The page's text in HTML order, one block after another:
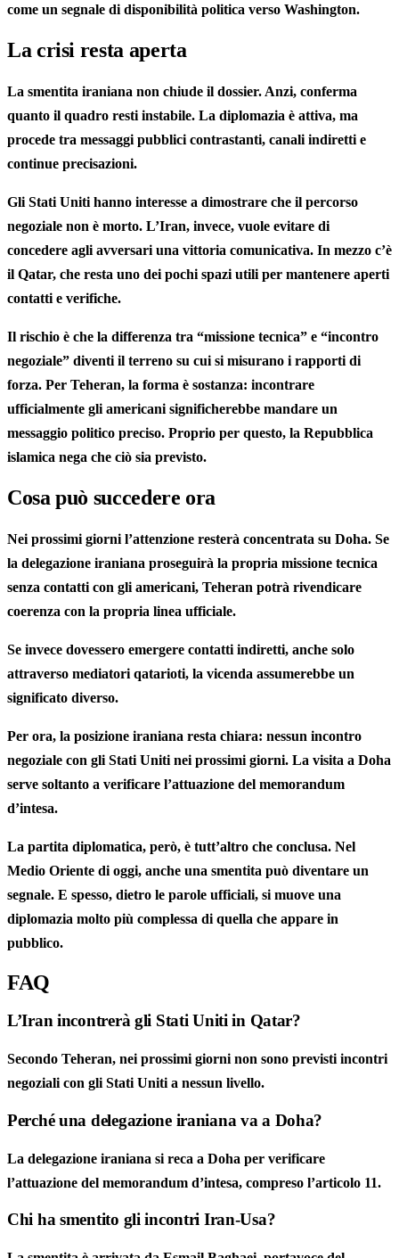
come un segnale di disponibilità politica verso Washington.
La crisi resta aperta
La smentita iraniana non chiude il dossier. Anzi, conferma
quanto il quadro resti instabile. La diplomazia è attiva, ma
procede tra messaggi pubblici contrastanti, canali indiretti e
continue precisazioni.
Gli Stati Uniti hanno interesse a dimostrare che il percorso
negoziale non è morto. L’Iran, invece, vuole evitare di
concedere agli avversari una vittoria comunicativa. In mezzo c’è
il Qatar, che resta uno dei pochi spazi utili per mantenere aperti
contatti e verifiche.
Il rischio è che la differenza tra “missione tecnica” e “incontro
negoziale” diventi il terreno su cui si misurano i rapporti di
forza. Per Teheran, la forma è sostanza: incontrare
ufficialmente gli americani significherebbe mandare un
messaggio politico preciso. Proprio per questo, la Repubblica
islamica nega che ciò sia previsto.
Cosa può succedere ora
Nei prossimi giorni l’attenzione resterà concentrata su Doha. Se
la delegazione iraniana proseguirà la propria missione tecnica
senza contatti con gli americani, Teheran potrà rivendicare
coerenza con la propria linea ufficiale.
Se invece dovessero emergere contatti indiretti, anche solo
attraverso mediatori qatarioti, la vicenda assumerebbe un
significato diverso.
Per ora, la posizione iraniana resta chiara: nessun incontro
negoziale con gli Stati Uniti nei prossimi giorni. La visita a Doha
serve soltanto a verificare l’attuazione del memorandum
d’intesa.
La partita diplomatica, però, è tutt’altro che conclusa. Nel
Medio Oriente di oggi, anche una smentita può diventare un
segnale. E spesso, dietro le parole ufficiali, si muove una
diplomazia molto più complessa di quella che appare in
pubblico.
FAQ
L’Iran incontrerà gli Stati Uniti in Qatar?
Secondo Teheran, nei prossimi giorni non sono previsti incontri
negoziali con gli Stati Uniti a nessun livello.
Perché una delegazione iraniana va a Doha?
La delegazione iraniana si reca a Doha per verificare
l’attuazione del memorandum d’intesa, compreso l’articolo 11.
Chi ha smentito gli incontri Iran-Usa?